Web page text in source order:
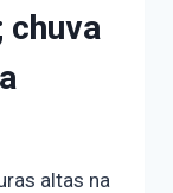
chuva
altas na